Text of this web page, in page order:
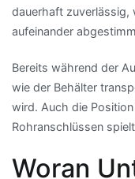
dauerhaft zuverlässig,
aufeinander
Bereits während der
wie der Behälter
wird. Auch die
Rohranschlüssen
Woran